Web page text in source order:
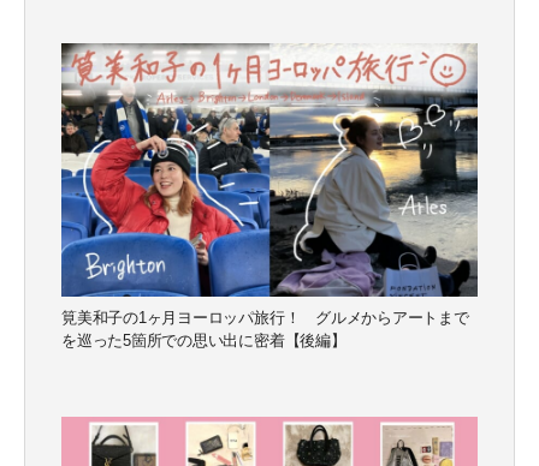
筧美和子の1ヶ月ヨーロッパ旅行！ グルメからアートまで
を巡った5箇所での思い出に密着【後編】